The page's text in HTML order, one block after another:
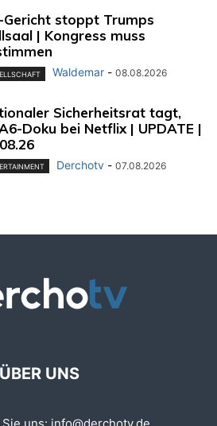
Gericht stoppt Trumps
| Kongress muss
Waldemar - 08.08.2026
Sicherheitsrat tagt,
Doku bei Netflix | UPDATE |
Derchotv - 07.08.2026
ÜBER UNS